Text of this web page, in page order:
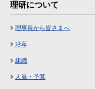
理研について
理事長から皆さまへ
沿革
組織
人員・予算